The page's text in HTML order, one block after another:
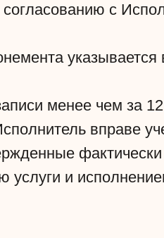
согласованию с
менее чем за
вправе
услуги и